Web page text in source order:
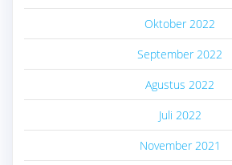
Oktober 2022
September 2022
Agustus 2022
Juli 2022
November 2021